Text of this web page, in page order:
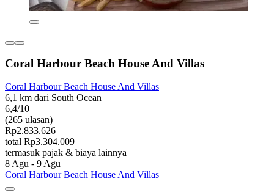
Coral Harbour Beach House And Villas
Coral Harbour Beach House And Villas
6,1 km dari South Ocean
6,4/10
(265 ulasan)
Rp2.833.626
total Rp3.304.009
termasuk pajak & biaya lainnya
8 Agu - 9 Agu
Coral Harbour Beach House And Villas